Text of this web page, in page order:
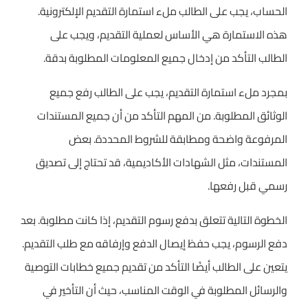
الحساب، يجب على الطالب ملء استمارة التقديم الإلكترونية.
هذه الاستمارة هي الأساس لعملية التقديم، ويجب على
الطالب التأكد من إدخال جميع المعلومات المطلوبة بدقة.
بمجرد ملء استمارة التقديم، يجب على الطالب رفع جميع
الوثائق المطلوبة. من المهم التأكد من أن جميع المستندات
المرفوعة واضحة ومطابقة للشروط المحددة. بعض
المستندات، مثل الشهادات الأكاديمية، قد تحتاج إلى تصديق
رسمي قبل رفعها.
الخطوة التالية تتعلق بدفع رسوم التقديم، إذا كانت مطلوبة. بعد
دفع الرسوم، يجب حفظ إيصال الدفع وإرفاقه مع طلب التقديم.
يتعين على الطالب أيضًا التأكد من تقديم جميع خطابات التوصية
والرسائل المطلوبة في الوقت المناسب، حيث أن التأخير في